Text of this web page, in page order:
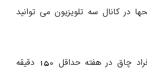
در کانال سه تلویزیون می توانید
توصیه می شود افراد چاق در هفته حداقل 150 دقیقه